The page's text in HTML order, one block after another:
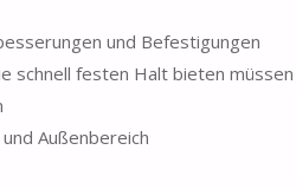
und Befestigungen
schnell festen Halt bieten müssen
Außenbereich